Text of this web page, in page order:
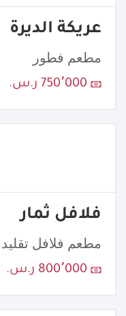
عريكة الديرة
مطعم فطور
750٬000 ر.س.
فلافل ثمار
مطعم فلافل
800٬000 ر.س.